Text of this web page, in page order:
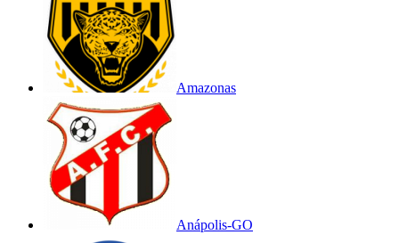
Amazonas
Anápolis-GO